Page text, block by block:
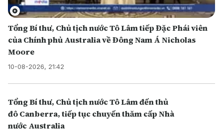
Tổng Bí thư, Chủ tịch nước Tô Lâm tiếp Đặc Phái viên
của Chính phủ Australia về Đông Nam Á Nicholas
Moore
10-08-2026, 21:42
Tổng Bí thư, Chủ tịch nước Tô Lâm đến thủ
đô Canberra, tiếp tục chuyến thăm cấp Nhà
nước Australia